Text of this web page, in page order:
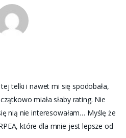
telki i nawet mi się spodobała,
miała słaby rating. Nie
nią nie interesowałam… Myślę że
które dla mnie jest lepsze od